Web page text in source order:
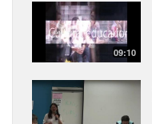
09:10